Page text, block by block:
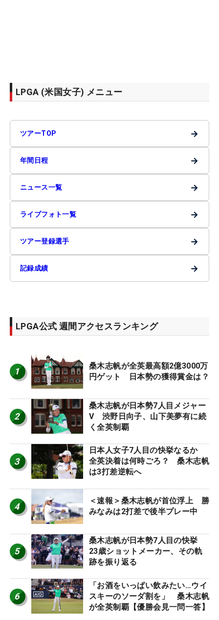
LPGA (米国女子) メニュー
ツアーTOP →
年間日程 →
ニュース一覧 →
ライブフォト一覧 →
ツアー登録選手 →
記録成績 →
LPGA公式 週間アクセスランキング
1
桑木志帆が全英最高額2億3000万
円ゲット 日本勢の獲得賞金は？
2
桑木志帆が日本勢7人目メジャー
V 渋野日向子、山下美夢有に続
く全英制覇
3
日本人女子7人目の快挙なるか
全英決着は何時ごろ？ 桑木志帆
は3打差逆転へ
4
＜速報＞桑木志帆が首位浮上 勝
みなみは2打差で後半プレー中
5
桑木志帆が日本勢7人目の快挙
23歳ショットメーカー、その軌
跡を振り返る
6
「お酒をいっぱい飲みたい…ウイ
スキーのソーダ割を」 桑木志帆
が全英制覇【優勝会見一問一答】